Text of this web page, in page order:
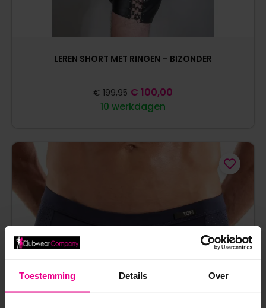
Toestemming Details Over
LEREN SHORT MET RINGEN – BIZONDER
10 werkdagen
€ 199,95 € 100,00